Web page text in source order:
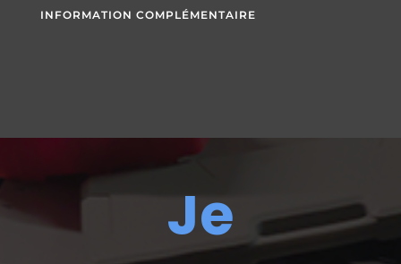
INFORMATION COMPLÉMENTAIRE
Je